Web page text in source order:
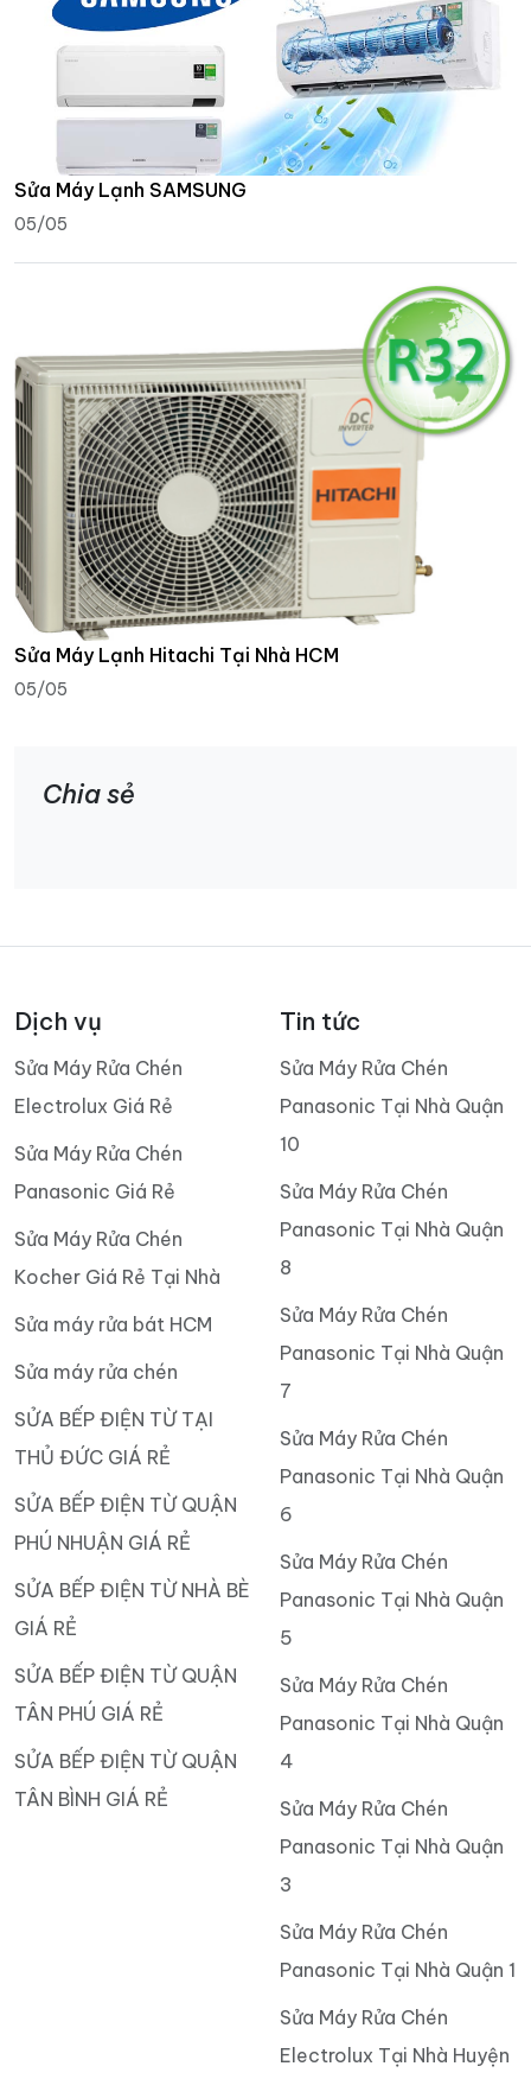
Sửa Máy Lạnh SAMSUNG
05/05
Sửa Máy Lạnh Hitachi Tại Nhà HCM
05/05
Chia sẻ
Dịch vụ
Sửa Máy Rửa Chén
Electrolux Giá Rẻ
Sửa Máy Rửa Chén
Panasonic Giá Rẻ
Sửa Máy Rửa Chén
Kocher Giá Rẻ Tại Nhà
Sửa máy rửa bát HCM
Sửa máy rửa chén
SỬA BẾP ĐIỆN TỪ TẠI
THỦ ĐỨC GIÁ RẺ
SỬA BẾP ĐIỆN TỪ QUẬN
PHÚ NHUẬN GIÁ RẺ
SỬA BẾP ĐIỆN TỪ NHÀ BÈ
GIÁ RẺ
SỬA BẾP ĐIỆN TỪ QUẬN
TÂN PHÚ GIÁ RẺ
SỬA BẾP ĐIỆN TỪ QUẬN
TÂN BÌNH GIÁ RẺ
Tin tức
Sửa Máy Rửa Chén
Panasonic Tại Nhà Quận
10
Sửa Máy Rửa Chén
Panasonic Tại Nhà Quận
8
Sửa Máy Rửa Chén
Panasonic Tại Nhà Quận
7
Sửa Máy Rửa Chén
Panasonic Tại Nhà Quận
6
Sửa Máy Rửa Chén
Panasonic Tại Nhà Quận
5
Sửa Máy Rửa Chén
Panasonic Tại Nhà Quận
4
Sửa Máy Rửa Chén
Panasonic Tại Nhà Quận
3
Sửa Máy Rửa Chén
Panasonic Tại Nhà Quận 1
Sửa Máy Rửa Chén
Electrolux Tại Nhà Huyện